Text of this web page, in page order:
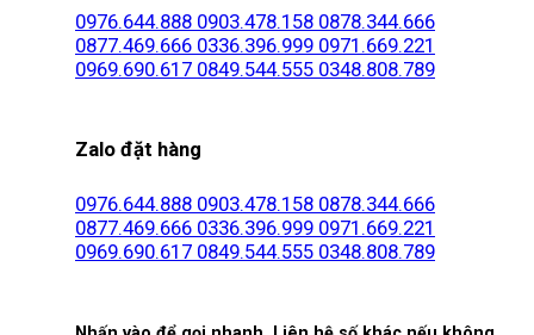
0976.644.888 0903.478.158 0878.344.666
0877.469.666 0336.396.999 0971.669.221
0969.690.617 0849.544.555 0348.808.789
Zalo đặt hàng
0976.644.888 0903.478.158 0878.344.666
0877.469.666 0336.396.999 0971.669.221
0969.690.617 0849.544.555 0348.808.789